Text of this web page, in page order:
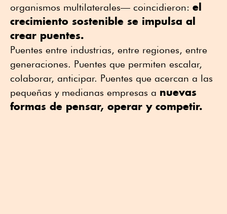
organismos multilaterales— coincidieron: el
crecimiento sostenible se impulsa al
crear puentes.
Puentes entre industrias, entre regiones, entre
generaciones. Puentes que permiten escalar,
colaborar, anticipar. Puentes que acercan a las
pequeñas y medianas empresas a nuevas
formas de pensar, operar y competir.